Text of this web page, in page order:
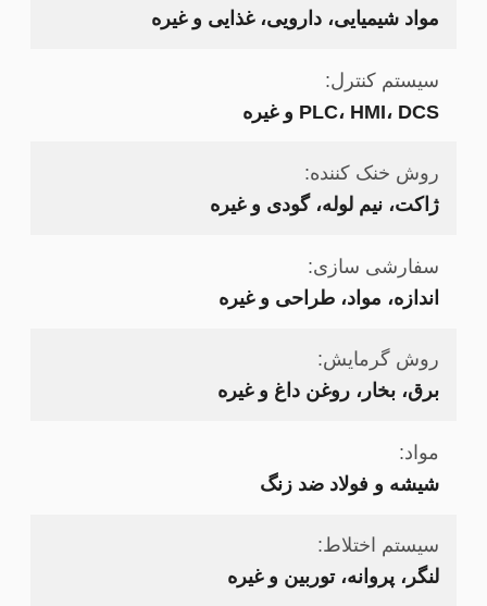
مواد شیمیایی، دارویی، غذایی و غیره
سیستم کنترل:
PLC، HMI، DCS و غیره
روش خنک کننده:
ژاکت، نیم لوله، گودی و غیره
سفارشی سازی:
اندازه، مواد، طراحی و غیره
روش گرمایش:
برق، بخار، روغن داغ و غیره
مواد:
شیشه و فولاد ضد زنگ
سیستم اختلاط:
لنگر، پروانه، توربین و غیره